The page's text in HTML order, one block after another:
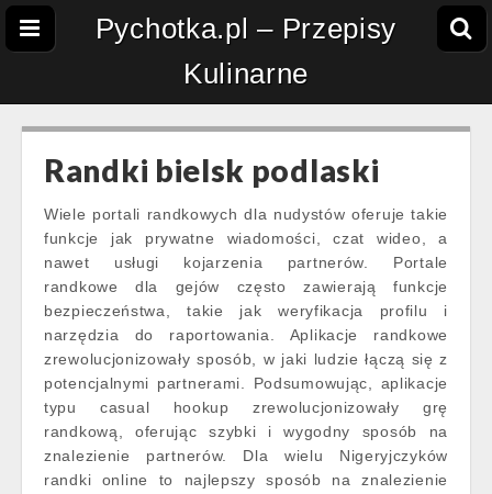
Pychotka.pl – Przepisy
Kulinarne
Randki bielsk podlaski
Wiele portali randkowych dla nudystów oferuje takie
funkcje jak prywatne wiadomości, czat wideo, a
nawet usługi kojarzenia partnerów. Portale
randkowe dla gejów często zawierają funkcje
bezpieczeństwa, takie jak weryfikacja profilu i
narzędzia do raportowania. Aplikacje randkowe
zrewolucjonizowały sposób, w jaki ludzie łączą się z
potencjalnymi partnerami. Podsumowując, aplikacje
typu casual hookup zrewolucjonizowały grę
randkową, oferując szybki i wygodny sposób na
znalezienie partnerów. Dla wielu Nigeryjczyków
randki online to najlepszy sposób na znalezienie